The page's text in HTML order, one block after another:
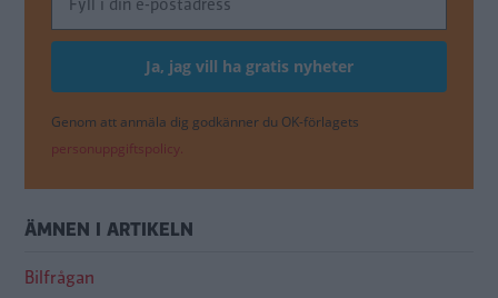
Genom att anmäla dig godkänner du OK-förlagets
personuppgiftspolicy.
ÄMNEN I ARTIKELN
Bilfrågan